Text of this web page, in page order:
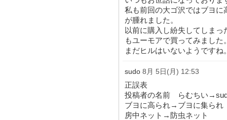
私も前回の大ゴ沢ではブヨ
が腫れました。
以前に購入し紛失してしま
もユーモアで買ってみました
まだヒルはいないようですね
sudo 8月 5日(月) 12:53
正誤表
投稿者の名前 らむちい
ブヨに高られ→ブヨに集られ
房中ネット→防虫ネット